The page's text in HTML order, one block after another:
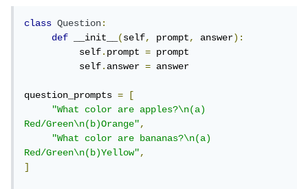
class Question:
def
__init__(self, prompt, answer):
          self
.prompt = prompt
          self
.answer = answer
question_prompts =
[
"What color are apples?\n(a)
Red/Green\n(b)Orange",
"What color are bananas?\n(a)
Red/Green\n(b)Yellow",
]